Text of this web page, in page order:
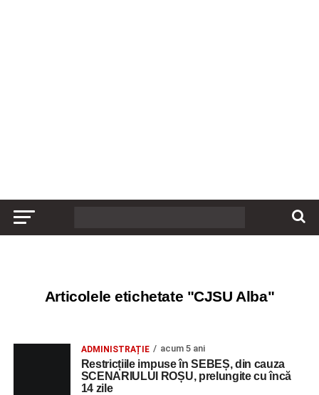
Articolele etichetate "CJSU Alba"
ADMINISTRAȚIE acum 5 ani
Restricțiile impuse în SEBEȘ, din cauza
SCENARIULUI ROȘU, prelungite cu încă
14 zile